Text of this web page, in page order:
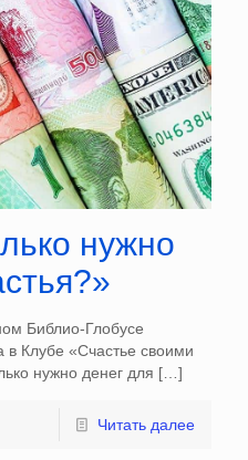
нужно
Библио-Глобусе
в Клубе «Счастье своими
нужно денег для […]
Читать далее